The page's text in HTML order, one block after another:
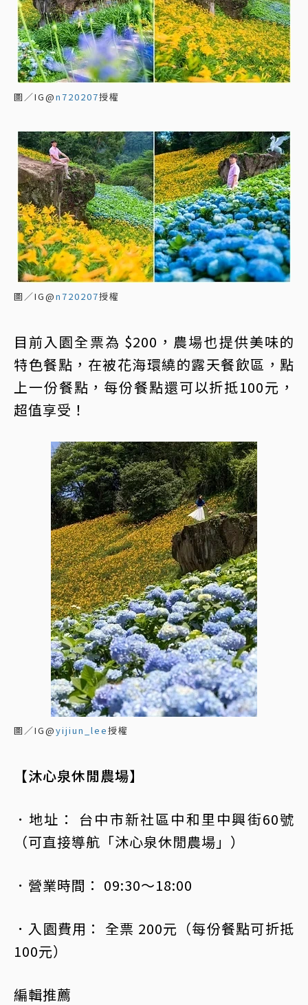
圖／IG@n720207授權
圖／IG@n720207授權
目前入園全票為 $200，農場也提供美味的
特色餐點，在被花海環繞的露天餐飲區，點
上一份餐點，每份餐點還可以折抵100元，
超值享受！
圖／IG@yijiun_lee授權
【沐心泉休閒農場】
．地址： 台中市新社區中和里中興街60號
（可直接導航「沐心泉休閒農場」）
．營業時間： 09:30～18:00
．入園費用： 全票 200元（每份餐點可折抵
100元）
編輯推薦